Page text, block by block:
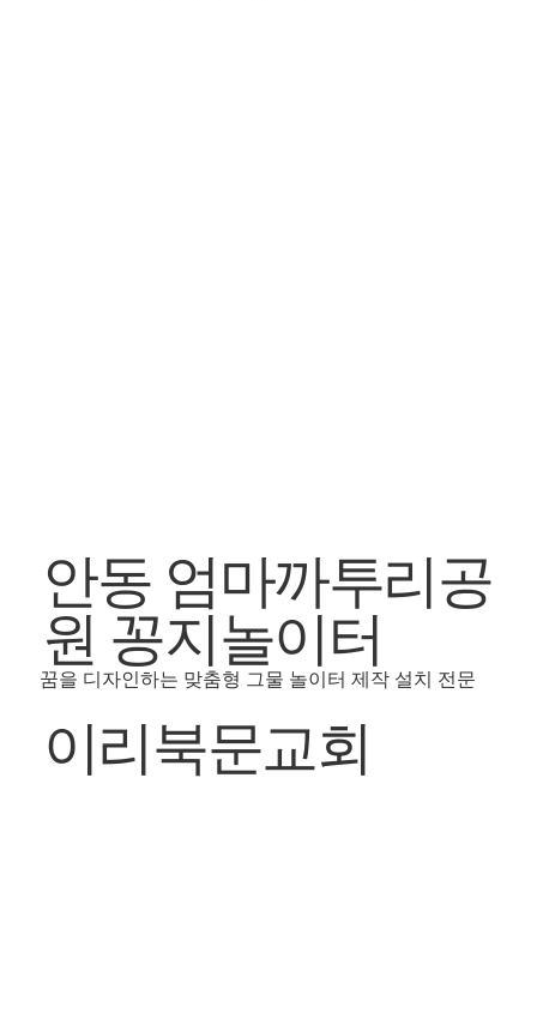
이리북문교회
안동 엄마까투리공
원 꽁지놀이터
꿈을 디자인하는 맞춤형 그물 놀이터 제작 설치 전문